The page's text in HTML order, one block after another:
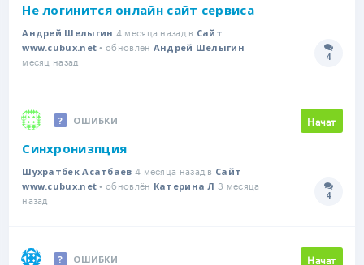
Не логинится онлайн сайт сервиса
Андрей Шелыгин 4 месяца назад в Сайт
www.cubux.net • обновлён Андрей Шелыгин
месяц назад 4
ОШИБКИ Начат
Синхронизпция
Шухратбек Асатбаев 4 месяца назад в Сайт
www.cubux.net • обновлён Катерина Л 3 месяца
назад
4
ОШИБКИ Начат